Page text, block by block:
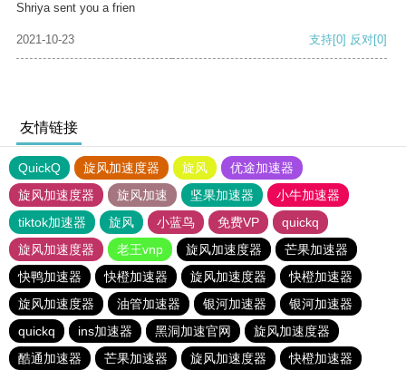
Shriya sent you a frien
2021-10-23 支持[0] 反对[0]
友情链接
QuickQ 旋风加速度器 旋风
优途加速器
旋风加速度器
旋风加速 坚果加速器
小牛加速器
tiktok加速器
旋风 小蓝鸟 免费VP
quickq
旋风加速度器
老王vnp 旋风加速度器
芒果加速器
快鸭加速器
快橙加速器 旋风加速度器
快橙加速器
旋风加速度器
油管加速器 银河加速器
银河加速器
quickq
ins加速器 黑洞加速官网
旋风加速度器
酷通加速器
芒果加速器 旋风加速度器
快橙加速器